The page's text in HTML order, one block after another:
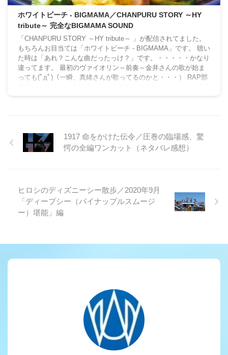
ホワイトビーチ - BIGMAMA／CHANPURU STORY ～HY
tribute～ 完全なBIGMAMA SOUND
「CHANPURU STORY ～HY tribute～ 」が配信されてました。
もちろんお目当ては「ホワイトビーチ - BIGMAMA」です。 聴い
た時は「あれ？こんな曲だったっけ？」です。・・・・・かなり
違ってます。 最初のヴァイオリン～前奏～金井さんの歌が始ま
っても(ﾟдﾟ)（一瞬、真緒さんが歌ってるのかと・・・） RAP部
ムのBIGMAMA SOUNDが続きます。そして金井さん
1917 命をかけた伝令／圧巻の臨場感、驚
愕の全編ワンカット（ネタバレ感想）
ヒロシのディズニーシー散歩／2020年9月
「ディープシー（パイナップルスムージ
ー）堪能」編